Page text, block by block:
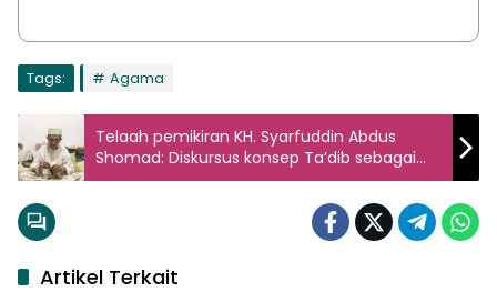
Tags: Agama
Telaah pemikiran KH. Syarfuddin Abdus
Shomad: Diskursus konsep Ta’dib sebagai
pendidikan santri
Artikel Terkait